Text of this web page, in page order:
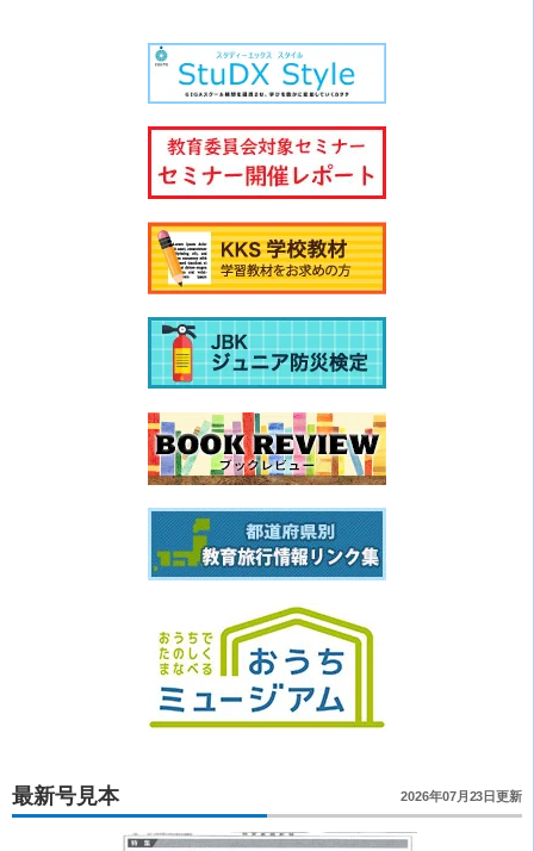
最新号見本 2026年07月23日更新